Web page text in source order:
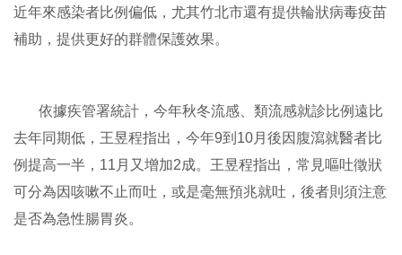
近年來感染者比例偏低，尤其竹北市還有提供輪狀病毒疫苗
補助，提供更好的群體保護效果。
依據疾管署統計，今年秋冬流感、類流感就診比例遠比
去年同期低，王昱程指出，今年9到10月後因腹瀉就醫者比
例提高一半，11月又增加2成。王昱程指出，常見嘔吐徵狀
可分為因咳嗽不止而吐，或是毫無預兆就吐，後者則須注意
是否為急性腸胃炎。